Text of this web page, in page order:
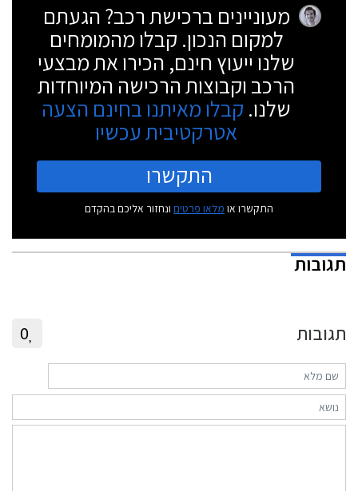
מעוניינים ברכישת רכב? הגעתם
למקום הנכון. קבלו מהמומחים
שלנו ייעוץ חינם, הכירו את מבצעי
הרכב וקבוצות הרכישה המיוחדות
שלנו. קבלו מאיתנו בחינם הצעה
אטרקטיבית עכשיו
התקשרו
התקשרו או מלאו פרטים ונחזור אליכם בהקדם
תגובות
תגובות 0